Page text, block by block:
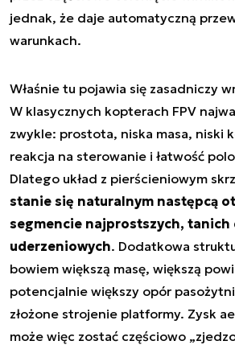
jednak, że daje automatyczną
warunkach.
Właśnie tu pojawia się zasadniczy
W klasycznych kopterach FPV
zwykle: prostota, niska masa, niski
reakcja na sterowanie i łatwość
Dlatego układ z pierścieniowym
stanie się naturalnym następcą
segmencie najprostszych, tanich
uderzeniowych. Dodatkowa
bowiem większą masę, większą
potencjalnie większy opór
złożone strojenie platformy. Zysk
może więc zostać częściowo